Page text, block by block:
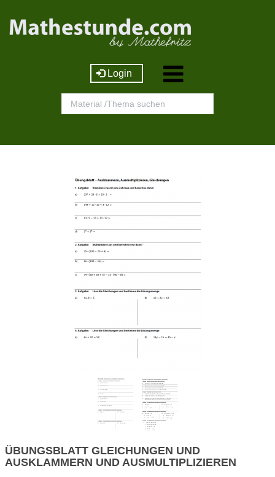
Login
ÜBUNGSBLATT GLEICHUNGEN UND
AUSKLAMMERN UND AUSMULTIPLIZIEREN